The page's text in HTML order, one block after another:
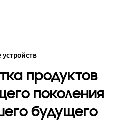
продуктов
поколения
будущего